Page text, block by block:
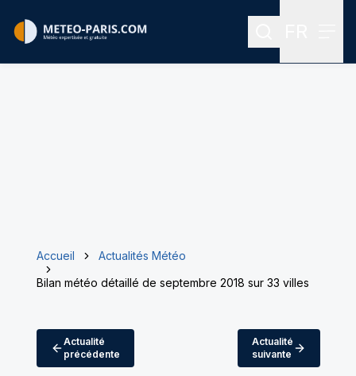
Rechercher
Accueil
Actualités Météo
Bilan météo détaillé de septembre 2018 sur 33 villes
Actualité
précédente
Actualité
suivante